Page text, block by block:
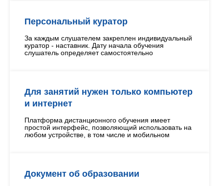
Персональный куратор
За каждым слушателем закреплен индивидуальный
куратор - наставник. Дату начала обучения
слушатель определяет самостоятельно
Для занятий нужен только компьютер
и интернет
Платформа дистанционного обучения имеет
простой интерфейс, позволяющий использовать на
любом устройстве, в том числе и мобильном
Документ об образовании